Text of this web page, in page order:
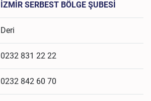
İZMİR SERBEST BÖLGE ŞUBESİ
Deri
0232 831 22 22
0232 842 60 70